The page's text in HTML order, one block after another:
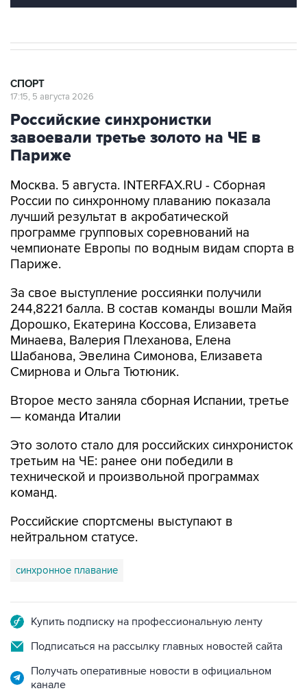
СПОРТ
17:15, 5 августа 2026
Российские синхронистки
завоевали третье золото на ЧЕ в
Париже
Москва. 5 августа. INTERFAX.RU - Сборная
России по синхронному плаванию показала
лучший результат в акробатической
программе групповых соревнований на
чемпионате Европы по водным видам спорта в
Париже.
За свое выступление россиянки получили
244,8221 балла. В состав команды вошли Майя
Дорошко, Екатерина Коссова, Елизавета
Минаева, Валерия Плеханова, Елена
Шабанова, Эвелина Симонова, Елизавета
Смирнова и Ольга Тютюник.
Второе место заняла сборная Испании, третье
— команда Италии
Это золото стало для российских синхронисток
третьим на ЧЕ: ранее они победили в
технической и произвольной программах
команд.
Российские спортсмены выступают в
нейтральном статусе.
синхронное плавание
Купить подписку на профессиональную ленту
Подписаться на рассылку главных новостей сайта
Получать оперативные новости в официальном
канале